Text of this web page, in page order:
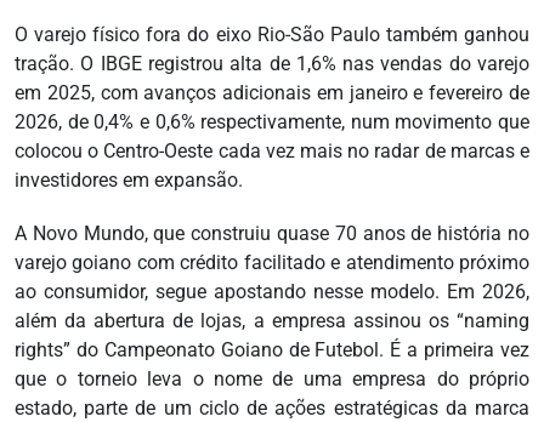
O varejo físico fora do eixo Rio-São Paulo também ganhou
tração. O IBGE registrou alta de 1,6% nas vendas do varejo
em 2025, com avanços adicionais em janeiro e fevereiro de
2026, de 0,4% e 0,6% respectivamente, num movimento que
colocou o Centro-Oeste cada vez mais no radar de marcas e
investidores em expansão.
A Novo Mundo, que construiu quase 70 anos de história no
varejo goiano com crédito facilitado e atendimento próximo
ao consumidor, segue apostando nesse modelo. Em 2026,
além da abertura de lojas, a empresa assinou os “naming
rights” do Campeonato Goiano de Futebol. É a primeira vez
que o torneio leva o nome de uma empresa do próprio
estado, parte de um ciclo de ações estratégicas da marca